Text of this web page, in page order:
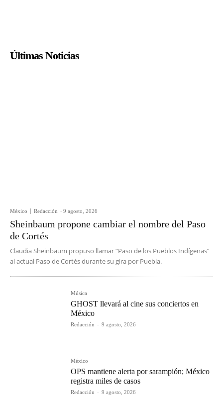
Últimas Noticias
México Redacción - 9 agosto, 2026
Sheinbaum propone cambiar el nombre del Paso
de Cortés
Claudia Sheinbaum propuso llamar “Paso de los Pueblos Indígenas”
al actual Paso de Cortés durante su gira por Puebla.
Música
GHOST llevará al cine sus conciertos en
México
Redacción - 9 agosto, 2026
México
OPS mantiene alerta por sarampión; México
registra miles de casos
Redacción - 9 agosto, 2026